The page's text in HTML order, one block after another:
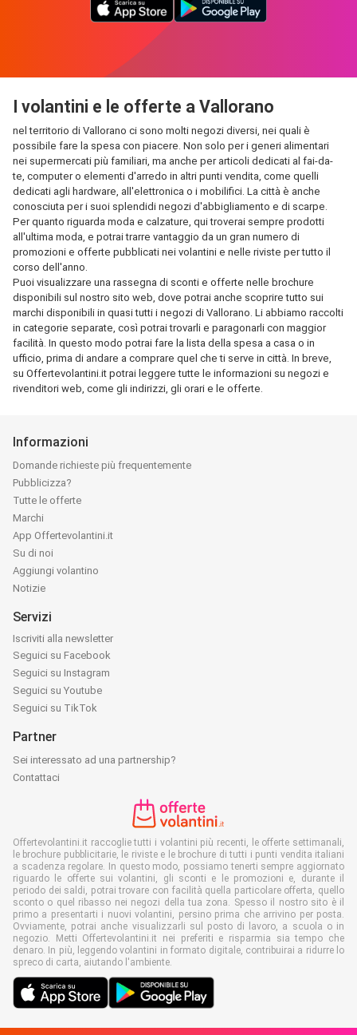
I volantini e le offerte a Vallorano
nel territorio di Vallorano ci sono molti negozi diversi, nei quali è
possibile fare la spesa con piacere. Non solo per i generi alimentari
nei supermercati più familiari, ma anche per articoli dedicati al fai-da-
te, computer o elementi d'arredo in altri punti vendita, come quelli
dedicati agli hardware, all'elettronica o i mobilifici. La città è anche
conosciuta per i suoi splendidi negozi d'abbigliamento e di scarpe.
Per quanto riguarda moda e calzature, qui troverai sempre prodotti
all'ultima moda, e potrai trarre vantaggio da un gran numero di
promozioni e offerte pubblicati nei volantini e nelle riviste per tutto il
corso dell'anno.
Puoi visualizzare una rassegna di sconti e offerte nelle brochure
disponibili sul nostro sito web, dove potrai anche scoprire tutto sui
marchi disponibili in quasi tutti i negozi di Vallorano. Li abbiamo raccolti
in categorie separate, così potrai trovarli e paragonarli con maggior
facilità. In questo modo potrai fare la lista della spesa a casa o in
ufficio, prima di andare a comprare quel che ti serve in città. In breve,
su Offertevolantini.it potrai leggere tutte le informazioni su negozi e
rivenditori web, come gli indirizzi, gli orari e le offerte.
Informazioni
Domande richieste più frequentemente
Pubblicizza?
Tutte le offerte
Marchi
App Offertevolantini.it
Su di noi
Aggiungi volantino
Notizie
Servizi
Iscriviti alla newsletter
Seguici su Facebook
Seguici su Instagram
Seguici su Youtube
Seguici su TikTok
Partner
Sei interessato ad una partnership?
Contattaci
Offertevolantini.it raccoglie tutti i volantini più recenti, le offerte settimanali,
le brochure pubblicitarie, le riviste e le brochure di tutti i punti vendita italiani
a scadenza regolare. In questo modo, possiamo tenerti sempre aggiornato
riguardo le offerte sui volantini, gli sconti e le promozioni e, durante il
periodo dei saldi, potrai trovare con facilità quella particolare offerta, quello
sconto o quel ribasso nei negozi della tua zona. Spesso il nostro sito è il
primo a presentarti i nuovi volantini, persino prima che arrivino per posta.
Ovviamente, potrai anche visualizzarli sul posto di lavoro, a scuola o in
negozio. Metti Offertevolantini.it nei preferiti e risparmia sia tempo che
denaro. In più, leggendo volantini in formato digitale, contribuirai a ridurre lo
spreco di carta, aiutando l'ambiente.